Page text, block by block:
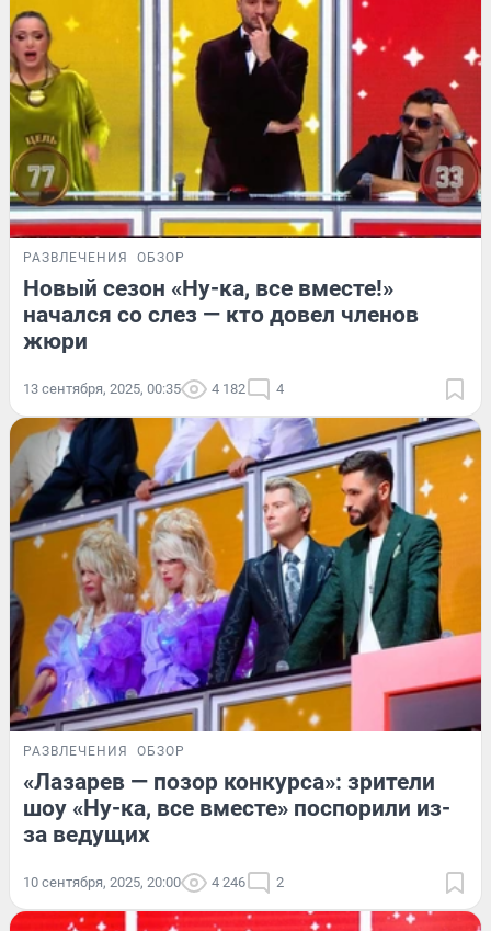
РАЗВЛЕЧЕНИЯ ОБЗОР
Новый сезон «Ну-ка, все вместе!»
начался со слез — кто довел членов
жюри
13 сентября, 2025, 00:35 4 182 4
РАЗВЛЕЧЕНИЯ ОБЗОР
«Лазарев — позор конкурса»: зрители
шоу «Ну-ка, все вместе» поспорили из-
за ведущих
10 сентября, 2025, 20:00 4 246 2